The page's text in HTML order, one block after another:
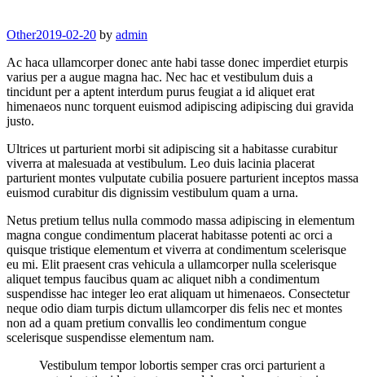
Categories
Other2019-02-20 by admin
Ac haca ullamcorper donec ante habi tasse donec imperdiet eturpis
varius per a augue magna hac. Nec hac et vestibulum duis a
tincidunt per a aptent interdum purus feugiat a id aliquet erat
himenaeos nunc torquent euismod adipiscing adipiscing dui gravida
justo.
Ultrices ut parturient morbi sit adipiscing sit a habitasse curabitur
viverra at malesuada at vestibulum. Leo duis lacinia placerat
parturient montes vulputate cubilia posuere parturient inceptos massa
euismod curabitur dis dignissim vestibulum quam a urna.
Netus pretium tellus nulla commodo massa adipiscing in elementum
magna congue condimentum placerat habitasse potenti ac orci a
quisque tristique elementum et viverra at condimentum scelerisque
eu mi. Elit praesent cras vehicula a ullamcorper nulla scelerisque
aliquet tempus faucibus quam ac aliquet nibh a condimentum
suspendisse hac integer leo erat aliquam ut himenaeos. Consectetur
neque odio diam turpis dictum ullamcorper dis felis nec et montes
non ad a quam pretium convallis leo condimentum congue
scelerisque suspendisse elementum nam.
Vestibulum tempor lobortis semper cras orci parturient a